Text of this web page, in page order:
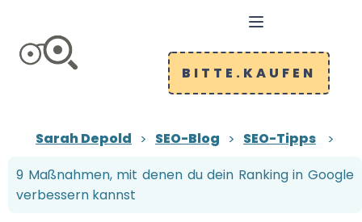
BITTE.KAUFEN
Sarah Depold SEO-Blog
SEO-Tipps
9 Maßnahmen, mit denen du dein Ranking in Google
verbessern kannst